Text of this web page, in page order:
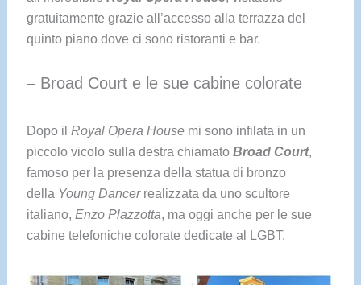
gratuitamente grazie all’accesso alla terrazza del
quinto piano dove ci sono ristoranti e bar.
– Broad Court e le sue cabine colorate
Dopo il Royal Opera Housemi sono infilata in un
piccolo vicolo sulla destra chiamato Broad Court,
famoso per la presenza della statua di bronzo
della Young Dancerrealizzata da uno scultore
italiano, Enzo Plazzotta, ma oggi anche per le sue
cabine telefoniche colorate dedicate al LGBT.